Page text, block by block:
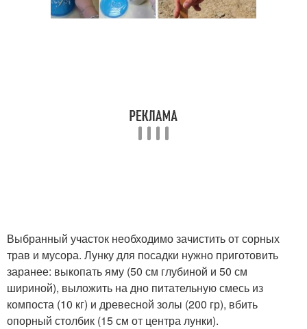
Выбранный участок необходимо зачистить от сорных
трав и мусора. Лунку для посадки нужно приготовить
заранее: выкопать яму (50 см глубиной и 50 см
шириной), выложить на дно питательную смесь из
компоста (10 кг) и древесной золы (200 гр), вбить
опорный столбик (15 см от центра лунки).